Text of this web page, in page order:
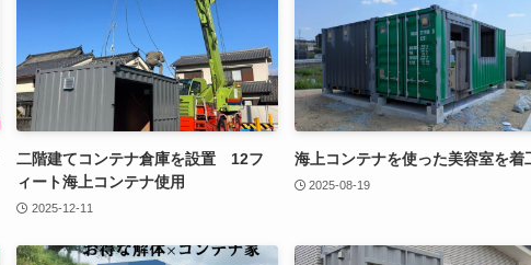
二階建てコンテナ倉庫を設置 12フ
ィート海上コンテナ使用
2025-12-11
海上コンテナを使った美容室を着
2025-08-19